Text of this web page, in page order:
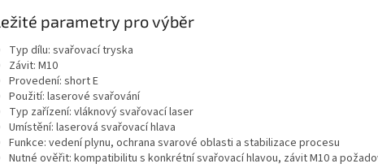
parametry pro výběr
Typ dílu: svařovací tryska
Závit: M10
Provedení: short E
Použití: laserové svařování
Typ zařízení: vláknový svařovací laser
Umístění: laserová svařovací hlava
Funkce: vedení plynu, ochrana svarové oblasti a stabilizace procesu
Nutné ověřit: kompatibilitu s konkrétní svařovací hlavou, závit M10 a